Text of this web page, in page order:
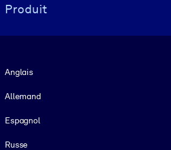
Produit
Anglais
Allemand
Espagnol
Russe